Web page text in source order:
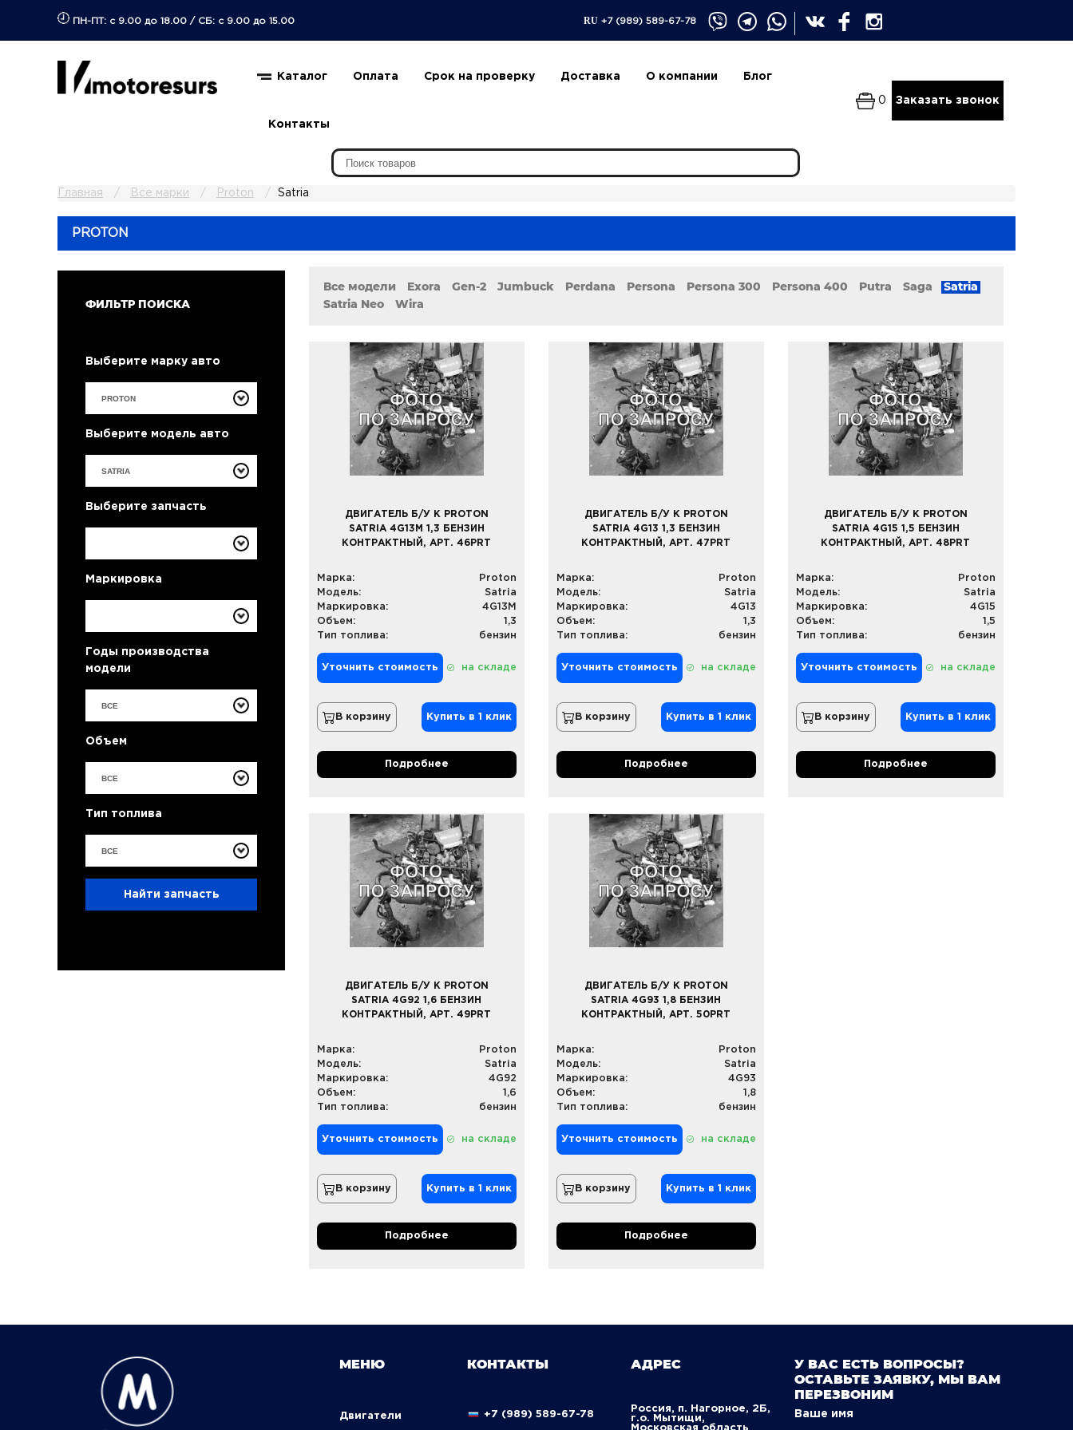
ПН-ПТ: с 9.00 до 18.00 / СБ: с 9.00 до 15.00 RU +7 (989) 589-67-78
Каталог Оплата Срок на проверку Доставка О компании Блог
Контакты
0 Заказать звонок
Главная Все марки Proton Satria
PROTON
ФИЛЬТР ПОИСКА
Выберите марку авто
Выберите модель авто
Выберите запчасть
Маркировка
Годы производства
модели
ВСЕ
Объем
ВСЕ
Тип топлива
ВСЕ
Найти запчасть
Все модели Exora Gen-2 Jumbuck Perdana Persona Persona 300 Persona 400 Putra Saga
Satria
Satria Neo
Wira
ДВИГАТЕЛЬ Б/У К PROTON
SATRIA 4G13M 1,3 БЕНЗИН
КОНТРАКТНЫЙ, АРТ. 46PRT
Марка:
Proton
Модель:
Satria
Маркировка:
4G13M
Объем:
1,3
Тип топлива:
бензин
Уточнить стоимость на складе
В корзину Купить в 1 клик
Подробнее
ДВИГАТЕЛЬ Б/У К PROTON
SATRIA 4G13 1,3 БЕНЗИН
КОНТРАКТНЫЙ, АРТ. 47PRT
Марка:
Proton
Модель:
Satria
Маркировка:
4G13
Объем:
1,3
Тип топлива:
бензин
Уточнить стоимость на складе
В корзину Купить в 1 клик
Подробнее
ДВИГАТЕЛЬ Б/У К PROTON
SATRIA 4G15 1,5 БЕНЗИН
КОНТРАКТНЫЙ, АРТ. 48PRT
Марка:
Proton
Модель:
Satria
Маркировка:
4G15
Объем:
1,5
Тип топлива:
бензин
Уточнить стоимость на складе
В корзину Купить в 1 клик
Подробнее
ДВИГАТЕЛЬ Б/У К PROTON
SATRIA 4G92 1,6 БЕНЗИН
КОНТРАКТНЫЙ, АРТ. 49PRT
Марка:
Proton
Модель:
Satria
Маркировка:
4G92
Объем:
1,6
Тип топлива:
бензин
Уточнить стоимость на складе
В корзину Купить в 1 клик
Подробнее
ДВИГАТЕЛЬ Б/У К PROTON
SATRIA 4G93 1,8 БЕНЗИН
КОНТРАКТНЫЙ, АРТ. 50PRT
Марка:
Proton
Модель:
Satria
Маркировка:
4G93
Объем:
1,8
Тип топлива:
бензин
Уточнить стоимость на складе
В корзину Купить в 1 клик
Подробнее
МЕНЮ
Двигатели
КОНТАКТЫ
+7 (989) 589-67-78
АДРЕС
Россия, п. Нагорное, 2Б,
г.о. Мытищи,
Московская область
У ВАС ЕСТЬ ВОПРОСЫ?
ОСТАВЬТЕ ЗАЯВКУ, МЫ ВАМ
ПЕРЕЗВОНИМ
Ваше имя